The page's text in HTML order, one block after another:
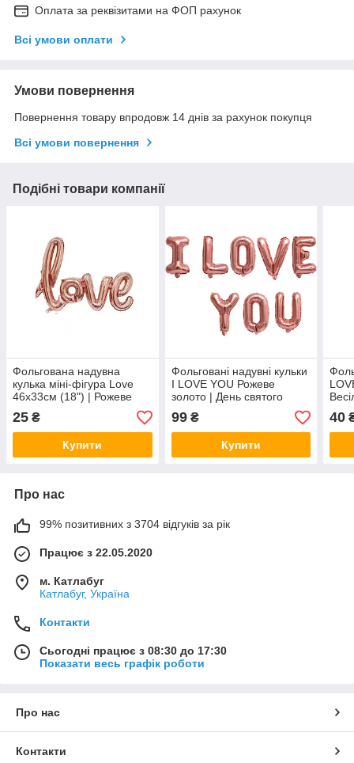
Оплата за реквізитами на ФОП рахунок
Всі умови оплати
Умови повернення
Повернення товару впродовж 14 днів за рахунок покупця
Всі умови повернення
Подібні товари компанії
Фольгована надувна
кулька міні-фігура Love
46x33см (18") | Рожеве
золото
25 ₴
Купити
Фольговані надувні кульки
I LOVE YOU Рожеве
золото | День святого
Валентина
99₴
Купити
40
Про нас
99% позитивних з 3704 відгуків за рік
Працює з 22.05.2020
м. Катлабуг
Катлабуг, Україна
Контакти
Сьогодні працює з 08:30 до 17:30
Показати весь графік роботи
Про нас
Контакти